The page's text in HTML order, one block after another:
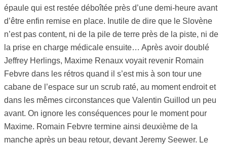
épaule qui est restée déboîtée près d’une demi-heure avant
d’être enfin remise en place. Inutile de dire que le Slovène
n’est pas content, ni de la pile de terre près de la piste, ni de
la prise en charge médicale ensuite… Après avoir doublé
Jeffrey Herlings, Maxime Renaux voyait revenir Romain
Febvre dans les rétros quand il s’est mis à son tour une
cabane de l’espace sur un scrub raté, au moment endroit et
dans les mêmes circonstances que Valentin Guillod un peu
avant. On ignore les conséquences pour le moment pour
Maxime. Romain Febvre termine ainsi deuxième de la
manche après un beau retour, devant Jeremy Seewer. Le